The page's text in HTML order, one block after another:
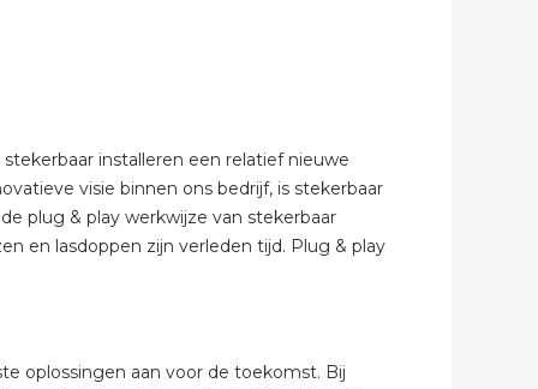
installeren een relatief nieuwe
visie binnen ons bedrijf, is stekerbaar
plug & play werkwijze van stekerbaar
en lasdoppen zijn verleden tijd. Plug & play
oplossingen aan voor de toekomst. Bij
Nieuws